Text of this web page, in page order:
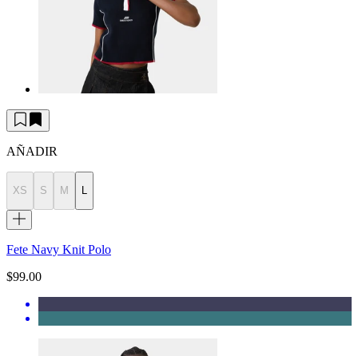
AÑADIR
XS S M L
Fete Navy Knit Polo
$99.00